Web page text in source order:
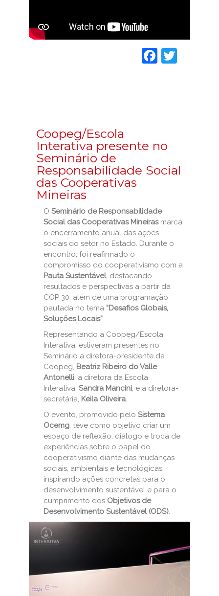
Coopeg/Escola
Interativa presente no
Seminário de
Responsabilidade Social
das Cooperativas
Mineiras
O Seminário de Responsabilidade
Social das Cooperativas Mineirasmarca
o encerramento anual das ações
sociais do setor no Estado. Durante o
encontro, foi reafirmado o
compromisso do cooperativismo com a
Pauta Sustentável, destacando
resultados e perspectivas a partir da
COP 30, além de uma programação
pautada no tema “Desafios Globais,
Soluções Locais”.
Representando a Coopeg/Escola
Interativa, estiveram presentes no
Seminário a diretora-presidente da
Coopeg, Beatriz Ribeiro do Valle
Antonelli, a diretora da Escola
Interativa, Sandra Mancini, e a diretora-
secretária, Keila Oliveira.
O evento, promovido pelo Sistema
Ocemg, teve como objetivo criar um
espaço de reflexão, diálogo e troca de
experiências sobre o papel do
cooperativismo diante das mudanças
sociais, ambientais e tecnológicas,
inspirando ações concretas para o
desenvolvimento sustentável e para o
cumprimento dos Objetivos de
Desenvolvimento Sustentável (ODS).